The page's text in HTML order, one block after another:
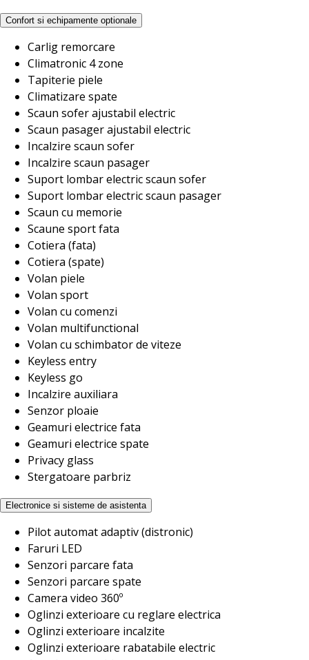
Confort si echipamente optionale
Carlig remorcare
Climatronic 4 zone
Tapiterie piele
Climatizare spate
Scaun sofer ajustabil electric
Scaun pasager ajustabil electric
Incalzire scaun sofer
Incalzire scaun pasager
Suport lombar electric scaun sofer
Suport lombar electric scaun pasager
Scaun cu memorie
Scaune sport fata
Cotiera (fata)
Cotiera (spate)
Volan piele
Volan sport
Volan cu comenzi
Volan multifunctional
Volan cu schimbator de viteze
Keyless entry
Keyless go
Incalzire auxiliara
Senzor ploaie
Geamuri electrice fata
Geamuri electrice spate
Privacy glass
Stergatoare parbriz
Electronice si sisteme de asistenta
Pilot automat adaptiv (distronic)
Faruri LED
Senzori parcare fata
Senzori parcare spate
Camera video 360º
Oglinzi exterioare cu reglare electrica
Oglinzi exterioare incalzite
Oglinzi exterioare rabatabile electric